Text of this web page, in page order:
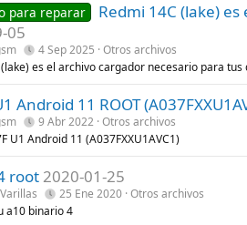
para reparar
Redmi 14C (lake)
05
4 Sep 2025 Otros archivos
(lake) es el archivo cargador necesario para
Android 11 ROOT
9 Abr 2022 Otros archivos
U1 Android 11 (A037FXXU1AVC1)
root 2020-01-25
25 Ene 2020 Otros archivos
a10 binario 4